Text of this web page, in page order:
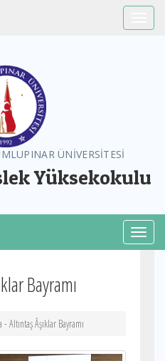
ÜNİVERSİTESİ
Yüksekokulu
Bayramı
- Altıntaş Âşıklar Bayramı